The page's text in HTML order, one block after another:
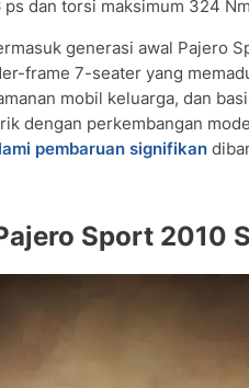
dan torsi maksimum 324
generasi awal Pajero
frame 7-seater yang
mobil keluarga, dan
dengan perkembangan
pembaruan signifikan
Sport 2010